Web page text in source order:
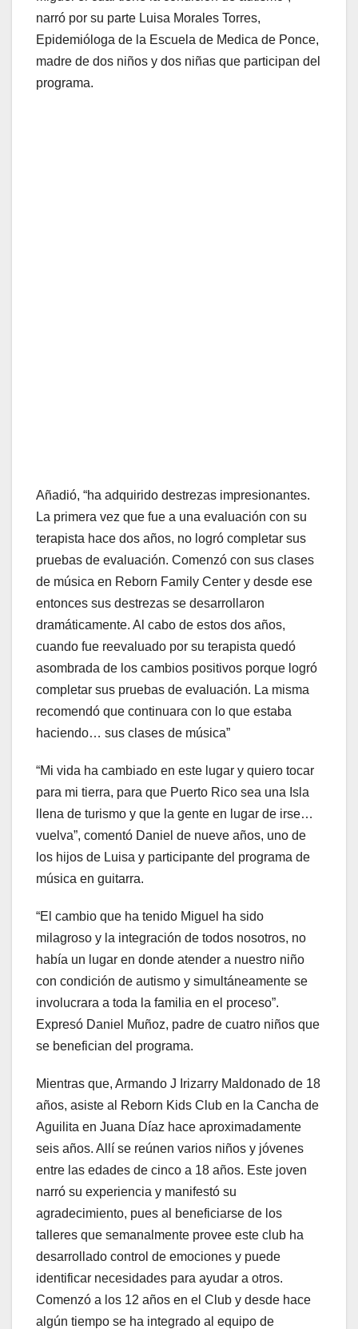
narró por su parte Luisa Morales Torres,
Epidemióloga de la Escuela de Medica de Ponce,
madre de dos niños y dos niñas que participan del
programa.
Añadió, “ha adquirido destrezas impresionantes.
La primera vez que fue a una evaluación con su
terapista hace dos años, no logró completar sus
pruebas de evaluación. Comenzó con sus clases
de música en Reborn Family Center y desde ese
entonces sus destrezas se desarrollaron
dramáticamente. Al cabo de estos dos años,
cuando fue reevaluado por su terapista quedó
asombrada de los cambios positivos porque logró
completar sus pruebas de evaluación. La misma
recomendó que continuara con lo que estaba
haciendo… sus clases de música”
“Mi vida ha cambiado en este lugar y quiero tocar
para mi tierra, para que Puerto Rico sea una Isla
llena de turismo y que la gente en lugar de irse…
vuelva”, comentó Daniel de nueve años, uno de
los hijos de Luisa y participante del programa de
música en guitarra.
“El cambio que ha tenido Miguel ha sido
milagroso y la integración de todos nosotros, no
había un lugar en donde atender a nuestro niño
con condición de autismo y simultáneamente se
involucrara a toda la familia en el proceso”.
Expresó Daniel Muñoz, padre de cuatro niños que
se benefician del programa.
Mientras que, Armando J Irizarry Maldonado de 18
años, asiste al Reborn Kids Club en la Cancha de
Aguilita en Juana Díaz hace aproximadamente
seis años. Allí se reúnen varios niños y jóvenes
entre las edades de cinco a 18 años. Este joven
narró su experiencia y manifestó su
agradecimiento, pues al beneficiarse de los
talleres que semanalmente provee este club ha
desarrollado control de emociones y puede
identificar necesidades para ayudar a otros.
Comenzó a los 12 años en el Club y desde hace
algún tiempo se ha integrado al equipo de